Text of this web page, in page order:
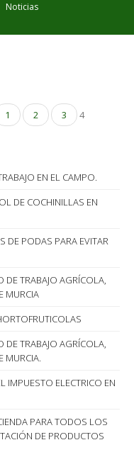
1 2 3 4
EN EL CAMPO.
DE COCHINILLAS EN
DE PODAS PARA EVITAR
TRABAJO AGRÍCOLA,
MURCIA
TRABAJO AGRÍCOLA,
MURCIA.
IMPUESTO ELECTRICO EN
PARA TODOS LOS
DE PRODUCTOS